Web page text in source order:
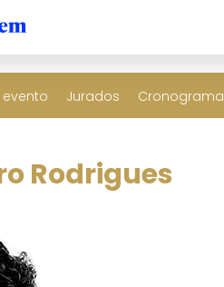
Jurados
Rodrigues